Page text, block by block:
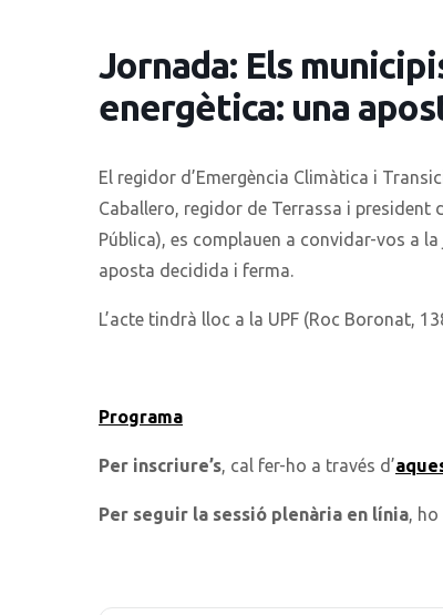
Jornada: Els
energètica: una
El regidor d’Emergència Climàtica i
Caballero, regidor de Terrassa i president
Pública), es complauen a convidar-vos a
aposta decidida i ferma.
L’acte tindrà lloc a la UPF (Roc Boronat,
Programa
Per inscriure’s, cal fer-ho a través d’
Per seguir la sessió plenària en línia, ho